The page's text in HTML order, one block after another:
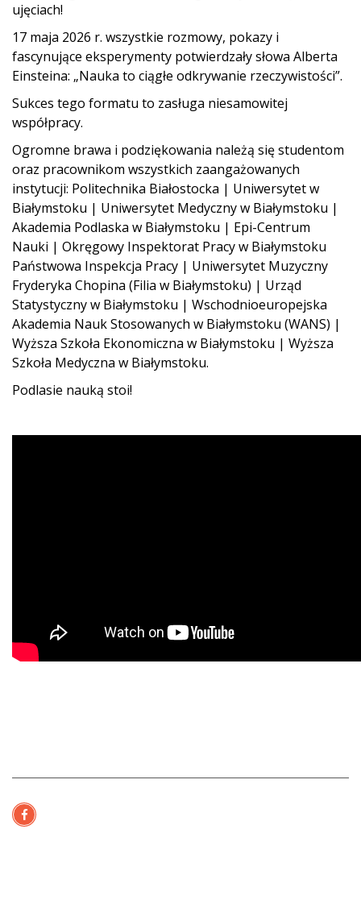
ujęciach!
17 maja 2026 r. wszystkie rozmowy, pokazy i
fascynujące eksperymenty potwierdzały słowa Alberta
Einsteina: „Nauka to ciągłe odkrywanie rzeczywistości”.
Sukces tego formatu to zasługa niesamowitej
współpracy.
Ogromne brawa i podziękowania należą się studentom
oraz pracownikom wszystkich zaangażowanych
instytucji: Politechnika Białostocka | Uniwersytet w
Białymstoku | Uniwersytet Medyczny w Białymstoku |
Akademia Podlaska w Białymstoku | Epi-Centrum
Nauki | Okręgowy Inspektorat Pracy w Białymstoku
Państwowa Inspekcja Pracy | Uniwersytet Muzyczny
Fryderyka Chopina (Filia w Białymstoku) | Urząd
Statystyczny w Białymstoku | Wschodnioeuropejska
Akademia Nauk Stosowanych w Białymstoku (WANS) |
Wyższa Szkoła Ekonomiczna w Białymstoku | Wyższa
Szkoła Medyczna w Białymstoku.
Podlasie nauką stoi!